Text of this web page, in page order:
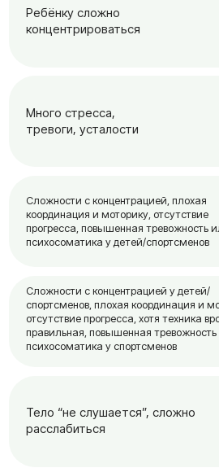
прогресса, повышенная тревожность или
психосоматика у детей/спортсменов
или поведением. Никак не удаётся
продвинуться в терапии или
обучении
расслабиться
правильная, повышенная тревожность или
психосоматика у спортсменов
от курса?